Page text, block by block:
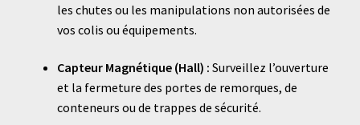
les chutes ou les manipulations non autorisées de
vos colis ou équipements.
Capteur Magnétique (Hall) : Surveillez l’ouverture
et la fermeture des portes de remorques, de
conteneurs ou de trappes de sécurité.